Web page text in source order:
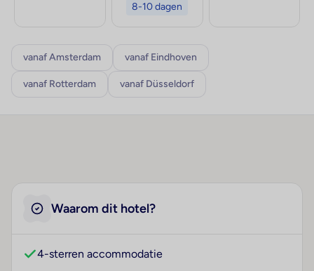
8-10 dagen
vanaf Amsterdam vanaf Eindhoven
vanaf Rotterdam vanaf Düsseldorf
Waarom dit hotel?
4-sterren accommodatie